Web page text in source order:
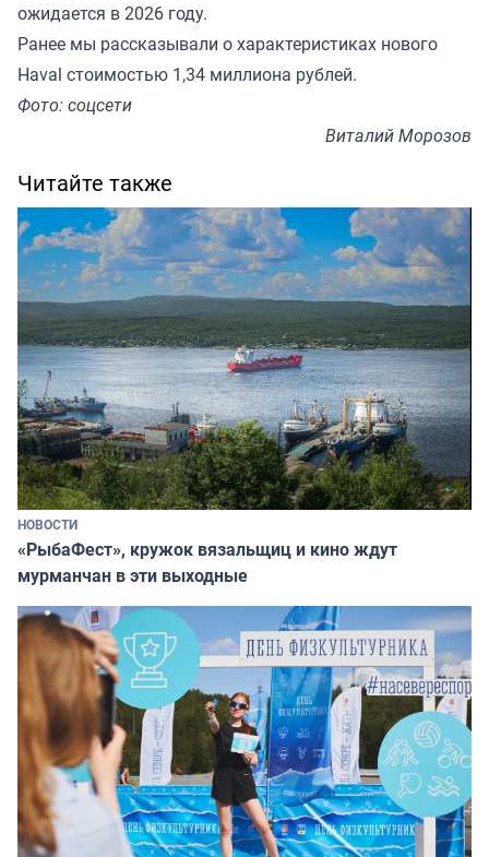
ожидается в 2026 году.
Ранее мы рассказывали о характеристиках нового
Haval стоимостью 1,34 миллиона рублей.
Фото: соцсети
Виталий Морозов
Читайте также
НОВОСТИ
«РыбаФест», кружок вязальщиц и кино ждут
мурманчан в эти выходные